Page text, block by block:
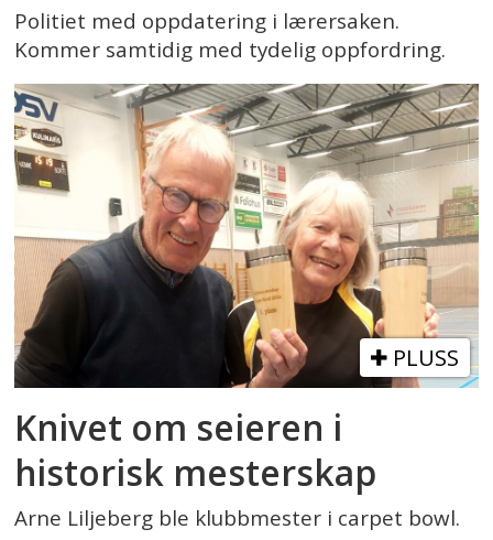
Politiet med oppdatering i lærersaken.
Kommer samtidig med tydelig oppfordring.
PLUSS
Knivet om seieren i
historisk mesterskap
Arne Liljeberg ble klubbmester i carpet bowl.